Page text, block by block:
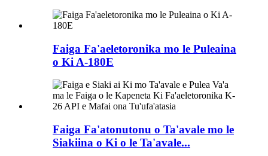
Faiga Fa'aeletoronika mo le Puleaina
o Ki A-180E
Faiga Fa'atonutonu o Ta'avale mo le
Siakiina o Ki o le Ta'avale...